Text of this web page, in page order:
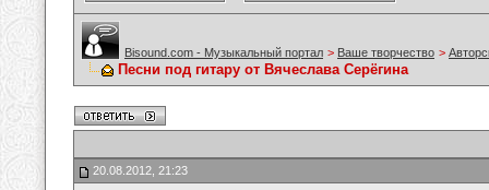
Bisound.com - Музыкальный портал > Ваше творчество >
Песни под гитару от Вячеслава Серёгина
20.08.2012, 21:23